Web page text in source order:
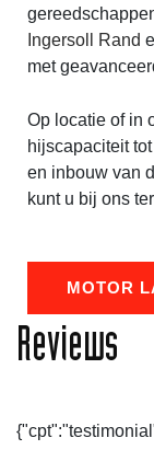
Ingersoll Rand
met
Op locatie of in
hijscapaciteit
en inbouw van
kunt u bij ons
MOTOR
Reviews